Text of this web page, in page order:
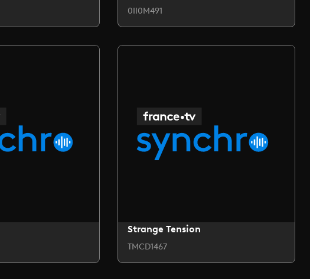
0II0M491
Strange Tension
TMCD1467